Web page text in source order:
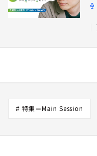
# 特集＝Main Session